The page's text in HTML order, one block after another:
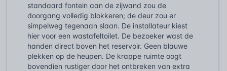
standaard fontein aan de zijwand zou de
doorgang volledig blokkeren; de deur zou er
simpelweg tegenaan slaan. De installateur kiest
hier voor een wastafeltoilet. De bezoeker wast de
handen direct boven het reservoir. Geen blauwe
plekken op de heupen. De krappe ruimte oogt
bovendien rustiger door het ontbreken van extra